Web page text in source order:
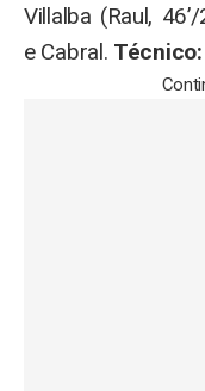
Villalba (Raul,
e Cabral. Técnico: